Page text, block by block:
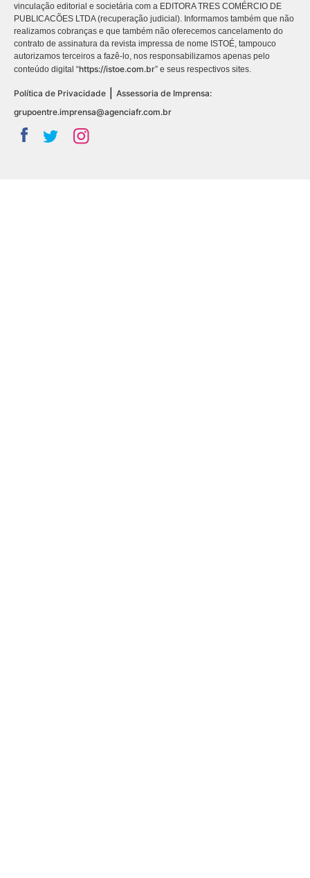
vinculação editorial e societária com a EDITORA TRES COMÉRCIO DE
PUBLICACÕES LTDA (recuperação judicial). Informamos também que não
realizamos cobranças e que também não oferecemos cancelamento do
contrato de assinatura da revista impressa de nome ISTOÉ, tampouco
autorizamos terceiros a fazê-lo, nos responsabilizamos apenas pelo
conteúdo digital “https://istoe.com.br” e seus respectivos sites.
Política de Privacidade | Assessoria de Imprensa:
grupoentre.imprensa@agenciafr.com.br